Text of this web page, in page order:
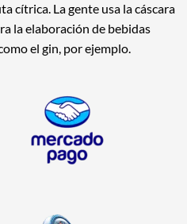
cítrica. La gente usa la cáscara
la elaboración de bebidas
el gin, por ejemplo.